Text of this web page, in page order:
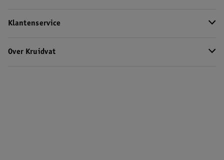
Klantenservice
Over Kruidvat